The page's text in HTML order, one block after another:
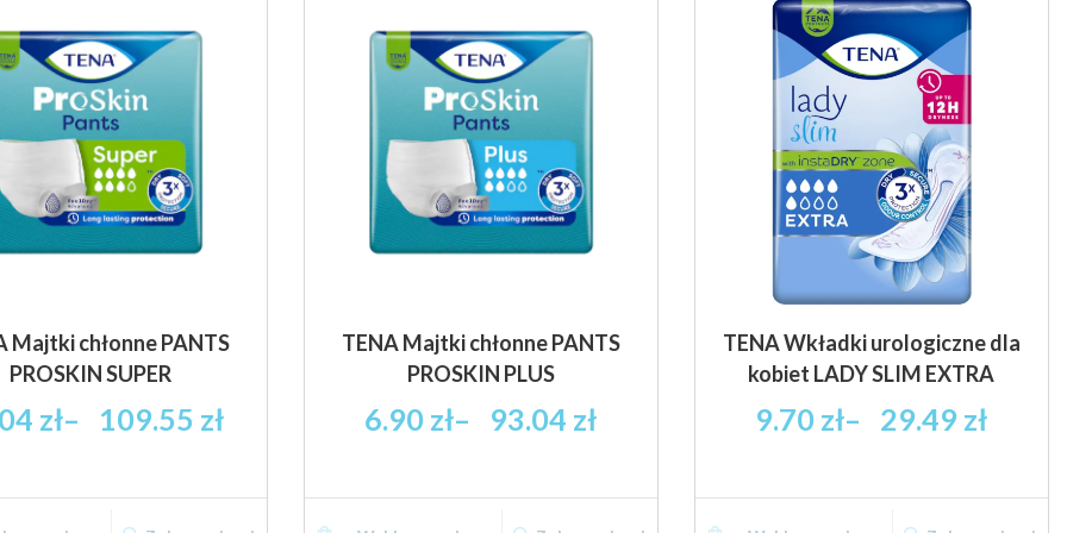
można
można
Opcje
można
stronie
produktu
Majtki chłonne PANTS
PROSKIN SUPER
zł– 109.55 zł
Zakres
23.04 zł
TENA Majtki chłonne PANTS
PROSKIN PLUS
6.90 zł– 93.04 zł
Zakres
6.90 zł
TENA Wkładki urologiczne dla
kobiet LADY SLIM EXTRA
9.70 zł– 29.49 zł
Zakres
9.70 zł